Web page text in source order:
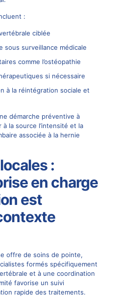
:
ciblée
sous surveillance médicale
comme l’ostéopathie
si nécessaire
à la réintégration sociale et
démarche préventive à
à la source l’intensité et la
associée à la hernie
:
en charge
est
offre de soins de pointe,
formés spécifiquement
et à une coordination
favorise un suivi
rapide des traitements.